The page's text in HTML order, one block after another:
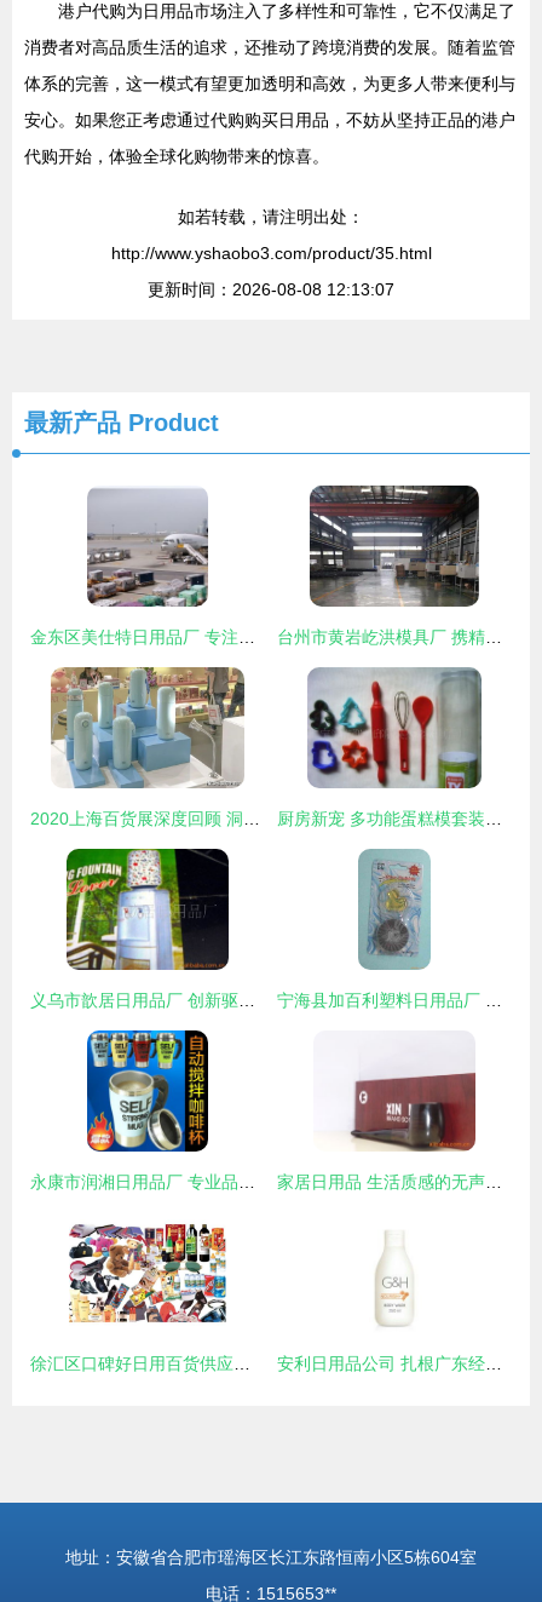
港户代购为日用品市场注入了多样性和可靠性，它不仅满足了
消费者对高品质生活的追求，还推动了跨境消费的发展。随着监管
体系的完善，这一模式有望更加透明和高效，为更多人带来便利与
安心。如果您正考虑通过代购购买日用品，不妨从坚持正品的港户
代购开始，体验全球化购物带来的惊喜。
如若转载，请注明出处：
http://www.yshaobo3.com/product/35.html
更新时间：2026-08-08 12:13:07
最新产品 Product
金东区美仕特日用品厂 专注韩国文具与日用百货的供应专家 台州市黄岩屹洪模具厂 携精湛注塑工艺，闪耀郑州塑博会日用品展区
2020上海百货展深度回顾 洞见家居日用品新趋势 厨房新宠 多功能蛋糕模套装，塑料制品点亮烘焙生活
义乌市歆居日用品厂 创新驱动，品质为本的日用品制造先锋 宁海县加百利塑料日用品厂 匠心制造，点亮日常生活
永康市润湘日用品厂 专业品质，点亮日常美好生活 家居日用品 生活质感的无声塑造者
徐汇区口碑好日用百货供应图片——上海一磊信息科技供应精选展示 安利日用品公司 扎根广东经济开发区，引领日用品行业创新与可持续发展
地址：安徽省合肥市瑶海区长江东路恒南小区5栋604室
电话：1515653**